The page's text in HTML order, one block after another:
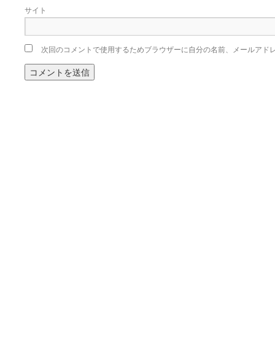
サイト
次回のコメントで使用するためブラウザーに自分の名前、メールアド